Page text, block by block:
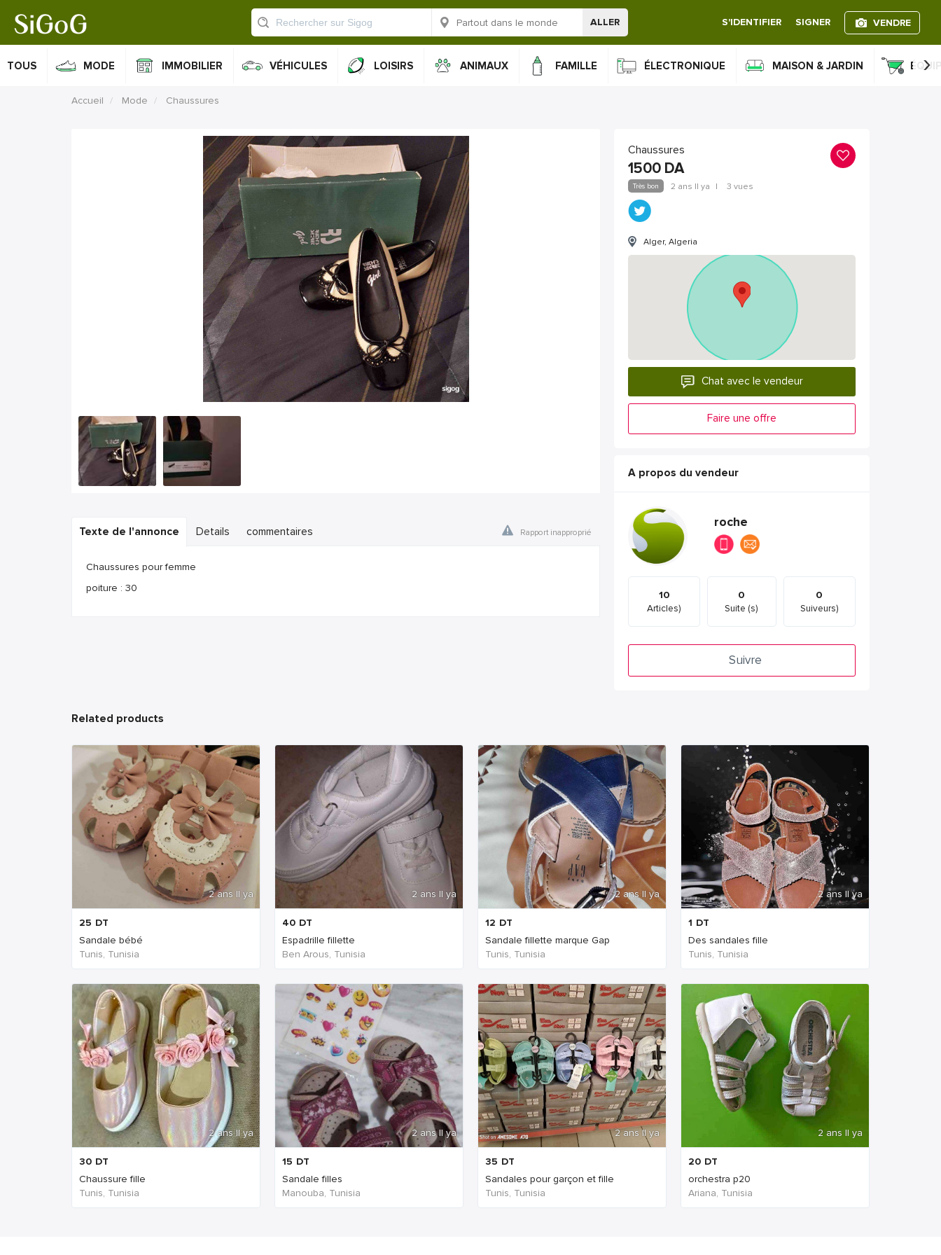
ALLER S'IDENTIFIER SIGNER VENDRE
TOUS MODE IMMOBILIER VÉHICULES LOISIRS ANIMAUX FAMILLE ÉLECTRONIQUE MAISON & JARDIN ›
Accueil Mode Chaussures
Texte de l'annonce Details commentaires Rapport inapproprié
Chaussures pour femme
poiture : 30
Chaussures
1500 DA
Très bon 2 ans Il ya | 3 vues
Alger, Algeria
Chat avec le vendeur
Faire une offre
A propos du vendeur
roche
10
Articles)
0
Suite (s)
0
Suiveurs)
Suivre
Related products
2 ans Il ya
25 DT
Sandale bébé
Tunis, Tunisia
2 ans Il ya
40 DT
Espadrille fillette
Ben Arous, Tunisia
2 ans Il ya
12 DT
Sandale fillette marque Gap
Tunis, Tunisia
2 ans Il ya
1 DT
Des sandales fille
Tunis, Tunisia
2 ans Il ya
30 DT
Chaussure fille
Tunis, Tunisia
2 ans Il ya
15 DT
Sandale filles
Manouba, Tunisia
2 ans Il ya
35 DT
Sandales pour garçon et fille
Tunis, Tunisia
2 ans Il ya
20 DT
orchestra p20
Ariana, Tunisia